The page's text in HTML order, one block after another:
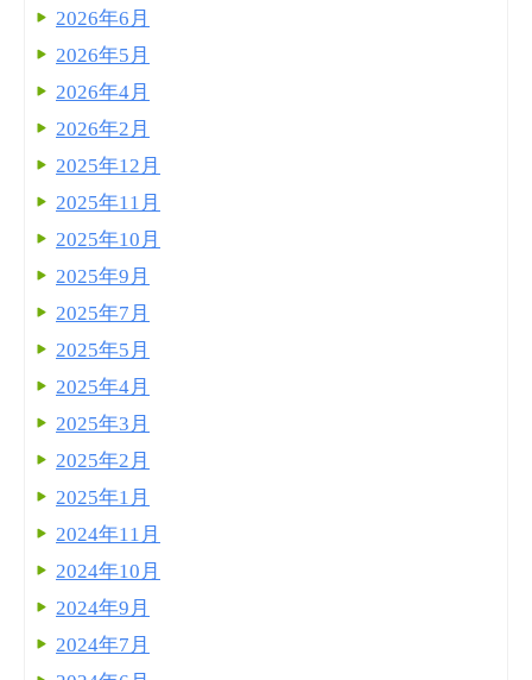
2026年6月
2026年5月
2026年4月
2026年2月
2025年12月
2025年11月
2025年10月
2025年9月
2025年7月
2025年5月
2025年4月
2025年3月
2025年2月
2025年1月
2024年11月
2024年10月
2024年9月
2024年7月